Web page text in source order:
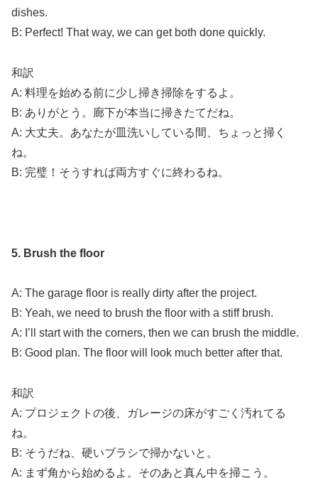
dishes.
B: Perfect! That way, we can get both done quickly.
和訳
A: 料理を始める前に少し掃き掃除をするよ。
B: ありがとう。廊下が本当に掃きたてだね。
A: 大丈夫。あなたが皿洗いしている間、ちょっと掃く
ね。
B: 完璧！そうすれば両方すぐに終わるね。
5. Brush the floor
A: The garage floor is really dirty after the project.
B: Yeah, we need to brush the floor with a stiff brush.
A: I’ll start with the corners, then we can brush the middle.
B: Good plan. The floor will look much better after that.
和訳
A: プロジェクトの後、ガレージの床がすごく汚れてる
ね。
B: そうだね、硬いブラシで掃かないと。
A: まず角から始めるよ。そのあと真ん中を掃こう。